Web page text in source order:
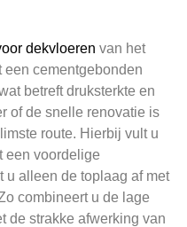
dekvloeren van het
een cementgebonden
betreft druksterkte en
of de snelle renovatie is
route. Hierbij vult u
een voordelige
u alleen de toplaag af met
combineert u de lage
de strakke afwerking van